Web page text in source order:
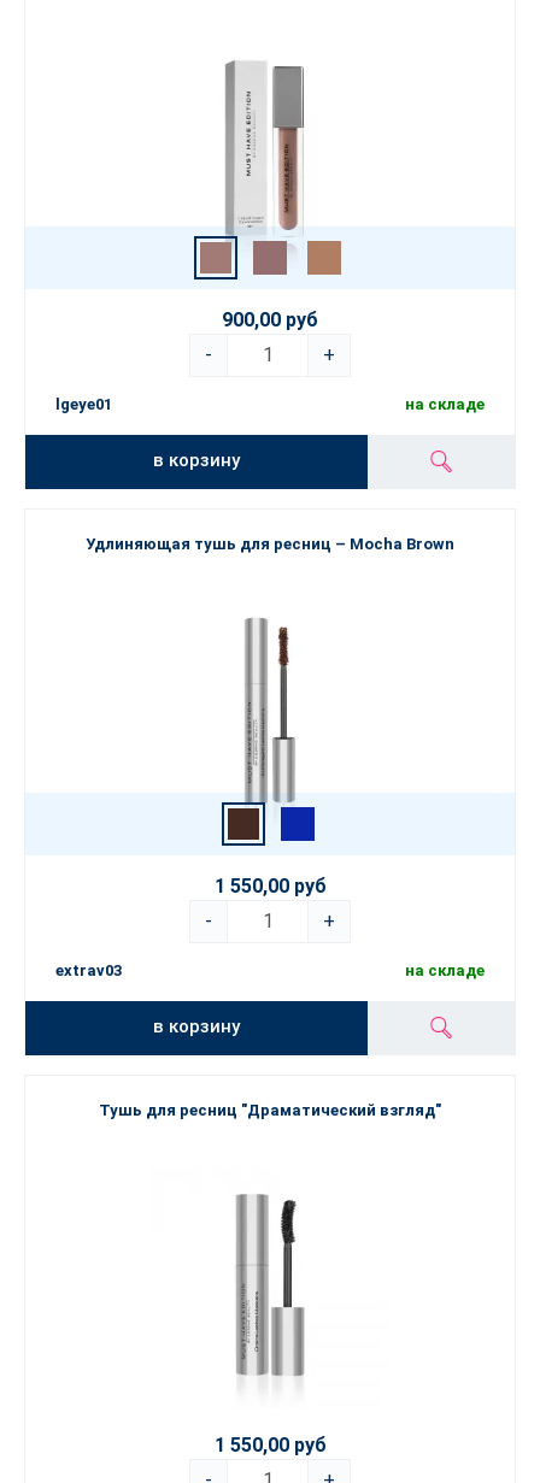
900,00 руб
-
+
lgeye01 на складе
в корзину
Удлиняющая тушь для ресниц – Mocha Brown
1 550,00 руб
-
+
extrav03 на складе
в корзину
Тушь для ресниц "Драматический взгляд"
1 550,00 руб